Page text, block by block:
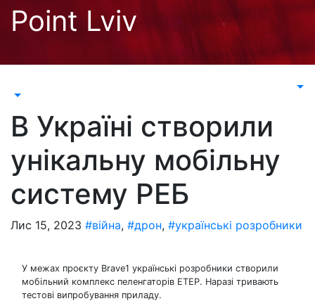
Перейти
Point Lviv
В Україні створили
унікальну мобільну
систему РЕБ
Лис 15, 2023 #війна, #дрон, #українські розробники
У межах проєкту Brave1 українські розробники створили
мобільний комплекс пеленгаторів ЕТЕР. Наразі тривають
тестові випробування приладу.